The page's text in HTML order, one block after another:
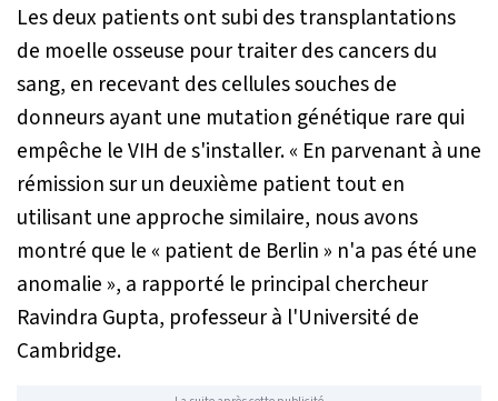
Les deux patients ont subi des transplantations
de moelle osseuse pour traiter des cancers du
sang, en recevant des cellules souches de
donneurs ayant une mutation génétique rare qui
empêche le VIH de s'installer.« En parvenant à une
rémission sur un deuxième patient tout en
utilisant une approche similaire, nous avons
montré que le « patient de Berlin » n'a pas été une
anomalie », a rapporté le principal chercheur
Ravindra Gupta, professeur à l'Université de
Cambridge.